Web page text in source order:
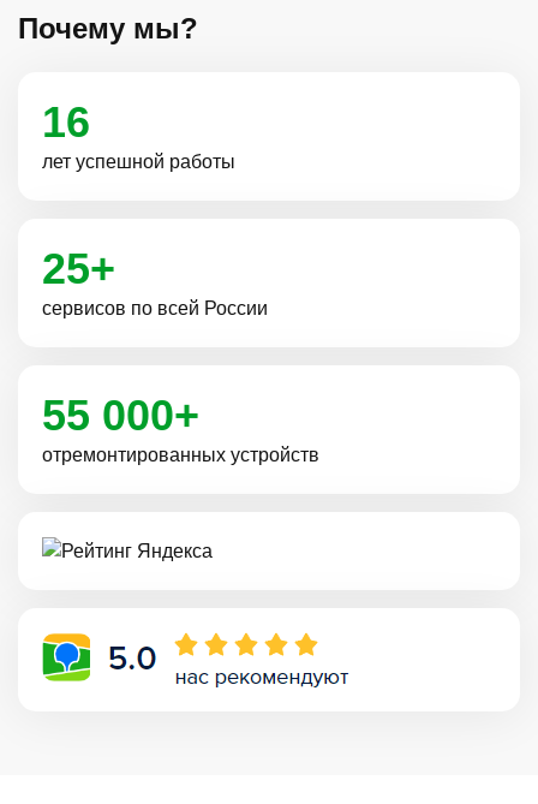
Почему мы?
16
лет успешной работы
25+
сервисов по всей России
55 000+
отремонтированных устройств